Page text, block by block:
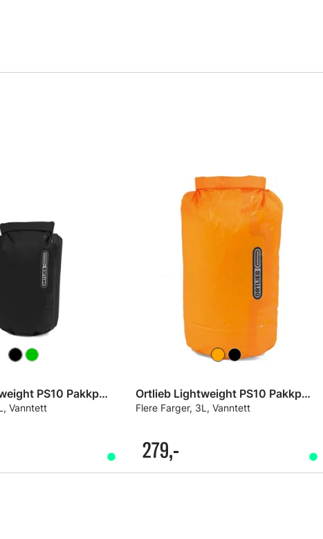
Ortlieb Lightweight PS10 Pakkpose
Vanntett
Ortlieb Lightweight PS10 Pakkpose
Flere Farger, 3L, Vanntett
279,-